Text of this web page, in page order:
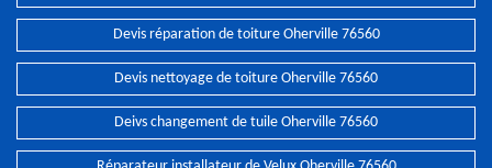
Devis réparation de toiture Oherville 76560
Devis nettoyage de toiture Oherville 76560
Deivs changement de tuile Oherville 76560